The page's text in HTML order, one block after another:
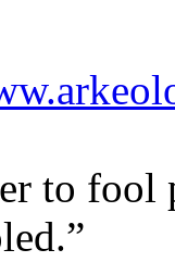
to fool